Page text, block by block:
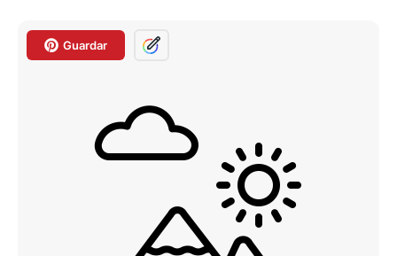
Guardar